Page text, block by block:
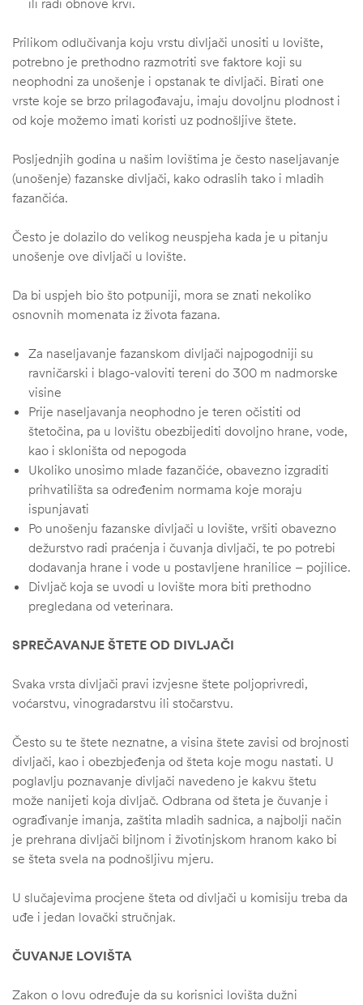
ili radi obnove krvi.
Prilikom odlučivanja koju vrstu divljači unositi u lovište,
potrebno je prethodno razmotriti sve faktore koji su
neophodni za unošenje i opstanak te divljači. Birati one
vrste koje se brzo prilagođavaju, imaju dovoljnu plodnost i
od koje možemo imati koristi uz podnošljive štete.
Posljednjih godina u našim lovištima je često naseljavanje
(unošenje) fazanske divljači, kako odraslih tako i mladih
fazančića.
Često je dolazilo do velikog neuspjeha kada je u pitanju
unošenje ove divljači u lovište.
Da bi uspjeh bio što potpuniji, mora se znati nekoliko
osnovnih momenata iz života fazana.
Za naseljavanje fazanskom divljači najpogodniji su
ravničarski i blago-valoviti tereni do 300 m nadmorske
visine
Prije naseljavanja neophodno je teren očistiti od
štetočina, pa u lovištu obezbijediti dovoljno hrane, vode,
kao i skloništa od nepogoda
Ukoliko unosimo mlade fazančiće, obavezno izgraditi
prihvatilišta sa određenim normama koje moraju
ispunjavati
Po unošenju fazanske divljači u lovište, vršiti obavezno
dežurstvo radi praćenja i čuvanja divljači, te po potrebi
dodavanja hrane i vode u postavljene hranilice – pojilice.
Divljač koja se uvodi u lovište mora biti prethodno
pregledana od veterinara.
SPREČAVANJE ŠTETE OD DIVLJAČI
Svaka vrsta divljači pravi izvjesne štete poljoprivredi,
voćarstvu, vinogradarstvu ili stočarstvu.
Često su te štete neznatne, a visina štete zavisi od brojnosti
divljači, kao i obezbjeđenja od šteta koje mogu nastati. U
poglavlju poznavanje divljači navedeno je kakvu štetu
može nanijeti koja divljač. Odbrana od šteta je čuvanje i
ograđivanje imanja, zaštita mladih sadnica, a najbolji način
je prehrana divljači biljnom i životinjskom hranom kako bi
se šteta svela na podnošljivu mjeru.
U slučajevima procjene šteta od divljači u komisiju treba da
uđe i jedan lovački stručnjak.
ČUVANJE LOVIŠTA
Zakon o lovu određuje da su korisnici lovišta dužni